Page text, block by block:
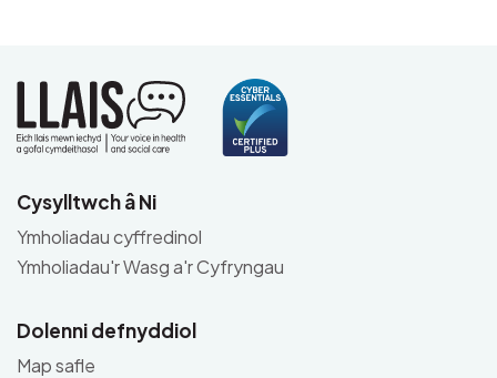
Cysylltwch â Ni
Ymholiadau cyffredinol
Ymholiadau'r Wasg a'r Cyfryngau
Dolenni defnyddiol
Map safle